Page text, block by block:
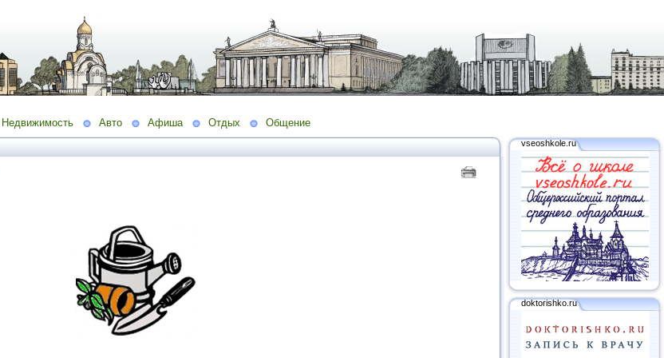
Недвижимость Авто Афиша Отдых Общение
vseoshkole.ru
doktorishko.ru